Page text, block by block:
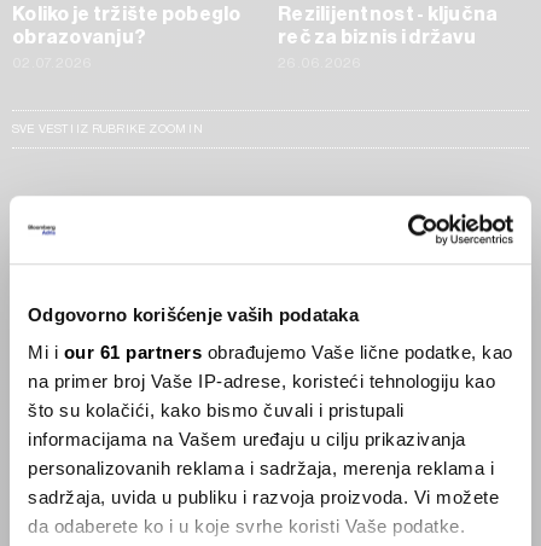
Odgovorno korišćenje vaših podataka
Mi i our 61 partners obrađujemo Vaše lične podatke, kao
na primer broj Vaše IP-adrese, koristeći tehnologiju kao
što su kolačići, kako bismo čuvali i pristupali
informacijama na Vašem uređaju u cilju prikazivanja
personalizovanih reklama i sadržaja, merenja reklama i
sadržaja, uvida u publiku i razvoja proizvoda. Vi možete
da odaberete ko i u koje svrhe koristi Vaše podatke.
Koliko je tržište pobeglo
obrazovanju?
Rezilijentnost - ključna
reč za biznis i državu
SVE VESTI IZ RUBRIKE ZOOM IN
Businessweek Adria
Korisnici GLP-1 lijekova mršave,
29.01.2026
Visok trošak selidbe kompanija iz Kine
05.12.2025
Privatni letovi postaju dostupan